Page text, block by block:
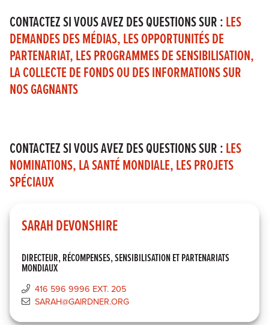
CONTACTEZ SI VOUS AVEZ DES QUESTIONS SUR :LES
DEMANDES DES MÉDIAS, LES OPPORTUNITÉS DE
PARTENARIAT, LES PROGRAMMES DE SENSIBILISATION,
LA COLLECTE DE FONDS OU DES INFORMATIONS SUR
NOS GAGNANTS
CONTACTEZ SI VOUS AVEZ DES QUESTIONS SUR :LES
NOMINATIONS, LA SANTÉ MONDIALE, LES PROJETS
SPÉCIAUX
SARAH DEVONSHIRE
DIRECTEUR, RÉCOMPENSES, SENSIBILISATION ET PARTENARIATS
MONDIAUX
416 596 9996 EXT. 205
SARAH@GAIRDNER.ORG